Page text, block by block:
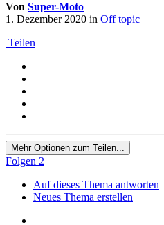
Von Super-Moto
1. Dezember 2020 in Off topic
Teilen
Mehr Optionen zum Teilen...
Folgen 2
Auf dieses Thema antworten
Neues Thema erstellen